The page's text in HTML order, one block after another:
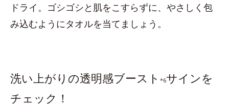
ドライ。ゴシゴシと肌をこすらずに、やさしく包
み込むようにタオルを当てましょう。
洗い上がりの透明感ブースト *6サインを
チェック！